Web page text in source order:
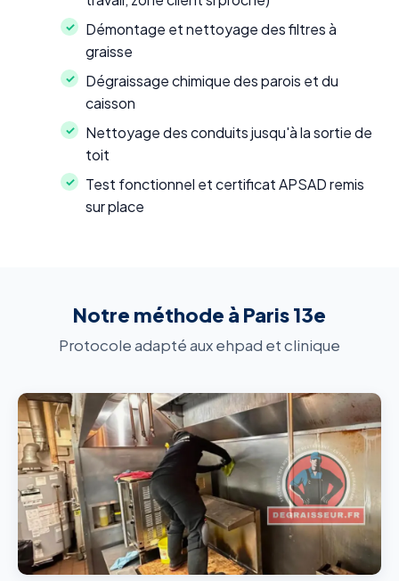
Démontage et nettoyage des filtres à
graisse
Dégraissage chimique des parois et du
caisson
Nettoyage des conduits jusqu'à la sortie de
toit
Test fonctionnel et certificat APSAD remis
sur place
Notre méthode à Paris 13e
Protocole adapté aux ehpad et clinique